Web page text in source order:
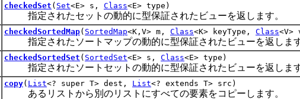
checkedSet ( Set<E> s, Class<E> type)
指定されたセットの動的に型保証されたビューを返します。
checkedSortedMap( SortedMap<K,V> m, Class<K> keyType, Class<V>
指定されたソートマップの動的に型保証されたビューを返します
checkedSortedSet ( SortedSet<E> s, Class<E> type)
指定されたソートセットの動的に型保証されたビューを返します
copy( List<? super T> dest, List<? extends T> src)
あるリストから別のリストにすべての要素をコピーします。